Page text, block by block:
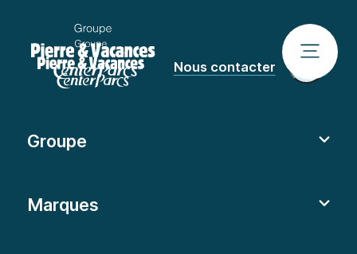
Nous contacter
Groupe
Marques